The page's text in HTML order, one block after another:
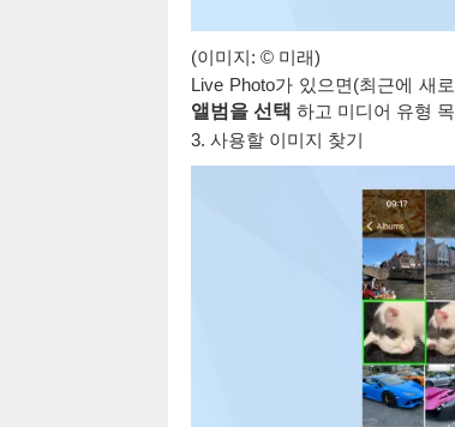
(이미지: © 미래)
Live Photo가 있으면(최근에 새
앨범을 선택 하고 미디어 유형
3. 사용할 이미지 찾기